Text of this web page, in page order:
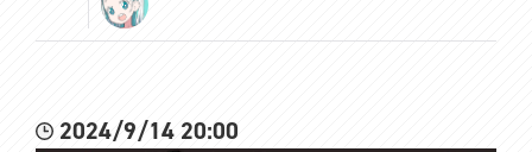
2024/9/14 20:00